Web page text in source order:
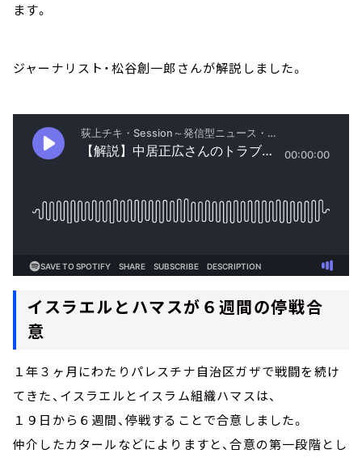
ます。
ジャーナリスト・松谷創一郎さんが解説しました。
イスラエルとハマスが６週間の停戦合
意
１年３ヶ月にわたりパレスチナ自治区ガザで戦闘を続け
てきた、イスラエルとイスラム組織ハマスは、
１９日から６週間、停戦することで合意しました。
仲介したカタールなどによりますと、合意の第一段階とし